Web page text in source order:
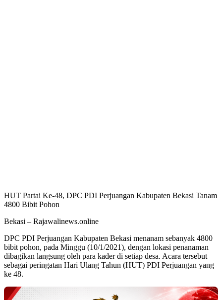
HUT Partai Ke-48, DPC PDI Perjuangan Kabupaten Bekasi Tanam
4800 Bibit Pohon
Bekasi – Rajawalinews.online
DPC PDI Perjuangan Kabupaten Bekasi menanam sebanyak 4800
bibit pohon, pada Minggu (10/1/2021), dengan lokasi penanaman
dibagikan langsung oleh para kader di setiap desa. Acara tersebut
sebagai peringatan Hari Ulang Tahun (HUT) PDI Perjuangan yang
ke 48.